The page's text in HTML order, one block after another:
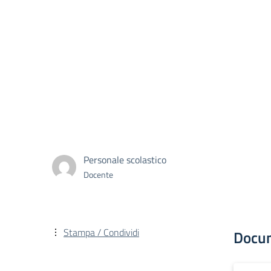
Personale scolastico
Docente
Stampa / Condividi